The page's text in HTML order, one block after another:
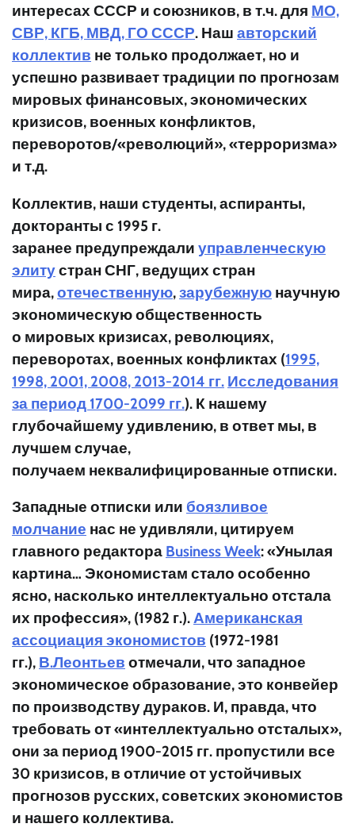
интересах СССР и союзников, в т.ч. для МО,
СВР, КГБ, МВД, ГО СССР. Наш авторский
коллектив не только продолжает, но и
успешно развивает традиции по прогнозам
мировых финансовых, экономических
кризисов, военных конфликтов,
переворотов/«революций», «терроризма»
и т.д.
Коллектив, наши студенты, аспиранты,
докторанты с 1995 г.
заранее предупреждали управленческую
элитустран СНГ, ведущих стран
мира,отечественную,зарубежную научную
экономическую общественность
о мировых кризисах, революциях,
переворотах, военных конфликтах (1995,
1998, 2001, 2008, 2013-2014 гг. Исследования
за период 1700-2099 гг.). К нашему
глубочайшему удивлению, в ответ мы, в
лучшем случае,
получаем неквалифицированные отписки.
Западные отписки или боязливое
молчание нас не удивляли, цитируем
главного редактора Business Week: «Унылая
картина… Экономистам стало особенно
ясно, насколько интеллектуально отстала
их профессия», (1982 г.).Американская
ассоциация экономистов (1972-1981
гг.), В.Леонтьев отмечали, что западное
экономическое образование, это конвейер
по производству дураков. И, правда, что
требовать от «интеллектуально отсталых»,
они за период 1900-2015 гг. пропустили все
30 кризисов, в отличие от устойчивых
прогнозов русских, советских экономистов
и нашего коллектива.